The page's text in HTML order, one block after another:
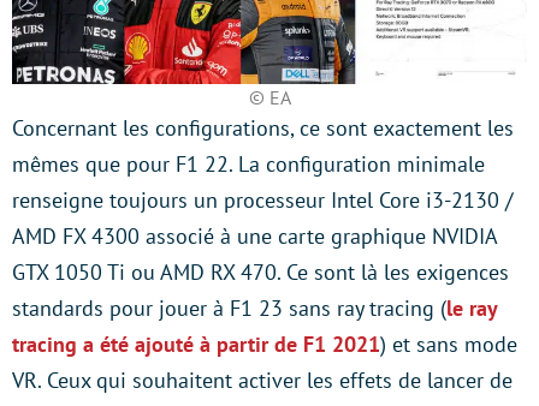
© EA
Concernant les configurations, ce sont exactement les
mêmes que pour F1 22. La configuration minimale
renseigne toujours un processeur Intel Core i3-2130 /
AMD FX 4300 associé à une carte graphique NVIDIA
GTX 1050 Ti ou AMD RX 470. Ce sont là les exigences
standards pour jouer à F1 23 sans ray tracing (le ray
tracing a été ajouté à partir de F1 2021) et sans mode
VR. Ceux qui souhaitent activer les effets de lancer de